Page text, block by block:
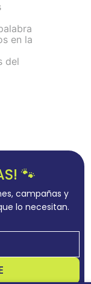
en la
del
🐾
campañas y
lo necesitan.